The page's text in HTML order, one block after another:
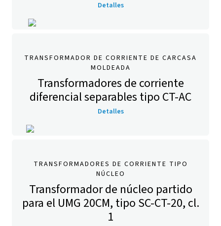
Detalles
TRANSFORMADOR DE CORRIENTE DE CARCASA
MOLDEADA
Transformadores de corriente
diferencial separables tipo CT-AC
Detalles
TRANSFORMADORES DE CORRIENTE TIPO
NÚCLEO
Transformador de núcleo partido
para el UMG 20CM, tipo SC-CT-20, cl.
1